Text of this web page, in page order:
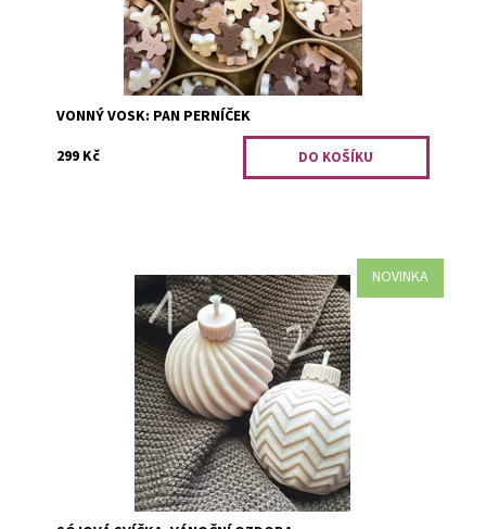
VONNÝ VOSK: PAN PERNÍČEK
299 Kč
NOVINKA
Krémové vánoční baňky voní jako sváteční pečení
vánočního cukroví. Jedna svíčka má 175 - 185 gramů.
Vybrat si můžete ze dvou jemným...
Dostupnost:
Předobjednávka
3183/VZO